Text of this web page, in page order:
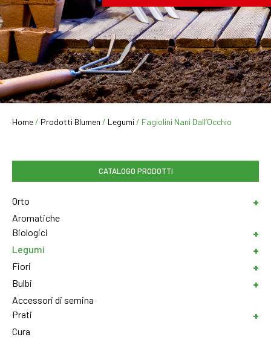
Home / Prodotti Blumen / Legumi / Fagiolini Nani Dall’Occhio
CATALOGO PRODOTTI
Orto
Aromatiche
Biologici
Legumi
Fiori
Bulbi
Accessori di semina
Prati
Cura